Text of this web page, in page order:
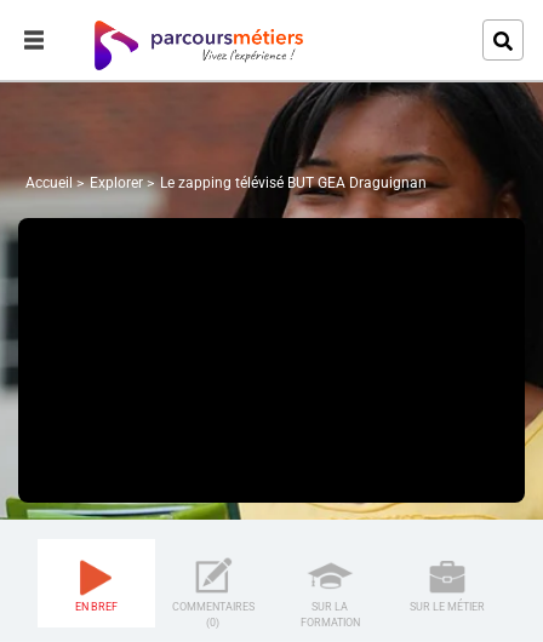
Accueil Explorer Le zapping télévisé BUT GEA Draguignan
EN BREF
COMMENTAIRES
(0)
SUR LA
FORMATION
SUR LE MÉTIER